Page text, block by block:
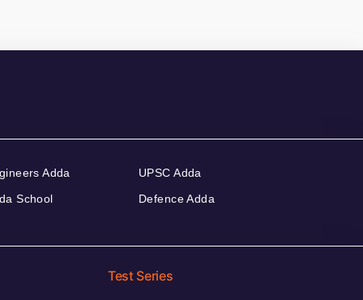
Adda
School
UPSC Adda
Defence Adda
Test Series